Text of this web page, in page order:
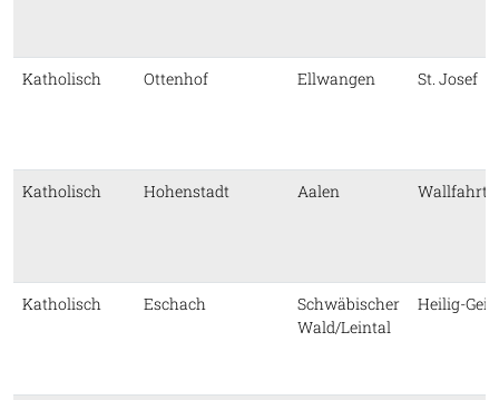
Katholisch Ottenhof Ellwangen St. Josef
Katholisch Hohenstadt Aalen
Katholisch Eschach
Schwäbischer
Wald/Leintal
Heilig-